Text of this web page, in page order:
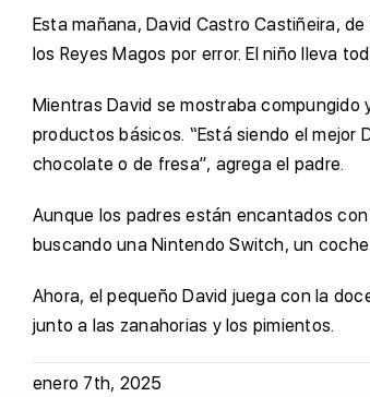
Esta mañana, David Castro Castiñeira,
los Reyes Magos por error. El niño lleva
Mientras David se mostraba
productos básicos. “Está siendo el mejor
chocolate o de fresa”, agrega el padre.
Aunque los padres están encantados
buscando una Nintendo Switch, un
Ahora, el pequeño David juega con la
junto a las zanahorias y los pimientos.
enero 7th, 2025